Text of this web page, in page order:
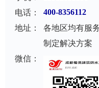
电话： 400-8356112
地址：
各地区均有服
制定解决方案
微信：